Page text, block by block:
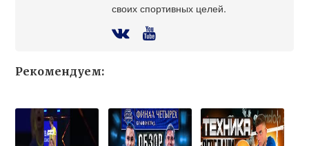
своих спортивных целей.
Рекомендуем: